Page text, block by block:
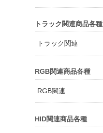
トラック関連商品各種
トラック関連
RGB関連商品各種
RGB関連
HID関連商品各種